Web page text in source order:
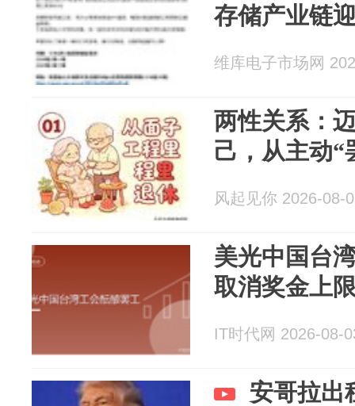
存储产业链
维库电子市场网
两性关系：
己，从主动“
风起见你 2026-08-
美光中国台
取消奖金上
IT时代网 2026-08-
安哥拉出